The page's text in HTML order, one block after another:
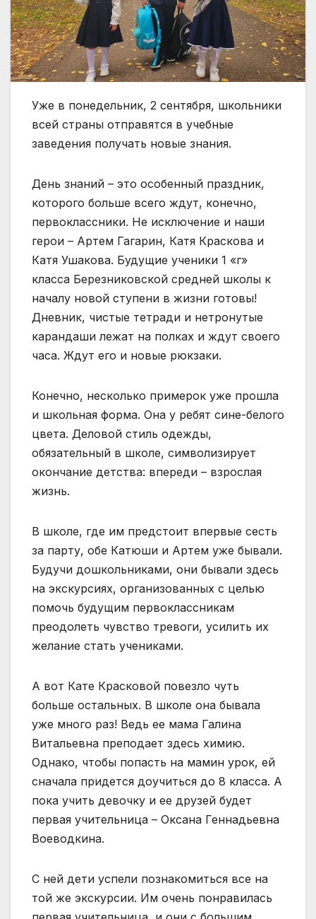
Уже в понедельник, 2 сентября, школьники
всей страны отправятся в учебные
заведения получать новые знания.
День знаний – это особенный праздник,
которого больше всего ждут, конечно,
первоклассники. Не исключение и наши
герои – Артем Гагарин, Катя Краскова и
Катя Ушакова. Будущие ученики 1 «г»
класса Березниковской средней школы к
началу новой ступени в жизни готовы!
Дневник, чистые тетради и нетронутые
карандаши лежат на полках и ждут своего
часа. Ждут его и новые рюкзаки.
Конечно, несколько примерок уже прошла
и школьная форма. Она у ребят сине-белого
цвета. Деловой стиль одежды,
обязательный в школе, символизирует
окончание детства: впереди – взрослая
жизнь.
В школе, где им предстоит впервые сесть
за парту, обе Катюши и Артем уже бывали.
Будучи дошкольниками, они бывали здесь
на экскурсиях, организованных с целью
помочь будущим первоклассникам
преодолеть чувство тревоги, усилить их
желание стать учениками.
А вот Кате Красковой повезло чуть
больше остальных. В школе она бывала
уже много раз! Ведь ее мама Галина
Витальевна преподает здесь химию.
Однако, чтобы попасть на мамин урок, ей
сначала придется доучиться до 8 класса. А
пока учить девочку и ее друзей будет
первая учительница – Оксана Геннадьевна
Воеводкина.
С ней дети успели познакомиться все на
той же экскурсии. Им очень понравилась